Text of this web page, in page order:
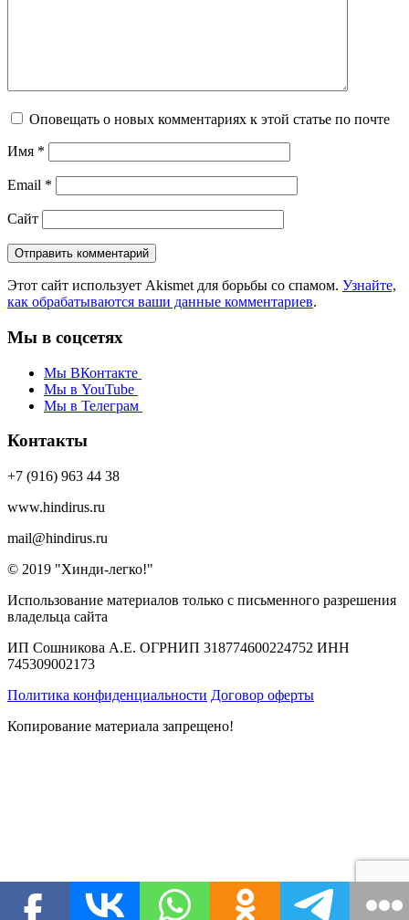
Оповещать о новых комментариях к этой статье по почте
Имя *
Email *
Сайт
Этот сайт использует Akismet для борьбы со спамом. Узнайте,
как обрабатываются ваши данные комментариев.
Мы в соцсетях
Мы ВКонтакте
Мы в YouTube
Мы в Телеграм
Контакты
+7 (916) 963 44 38
www.hindirus.ru
mail@hindirus.ru
© 2019 "Хинди-легко!"
Использование материалов только с письменного разрешения
владельца сайта
ИП Сошникова А.Е. ОГРНИП 318774600224752 ИНН
745309002173
Политика конфиденциальности Договор оферты
Копирование материала запрещено!